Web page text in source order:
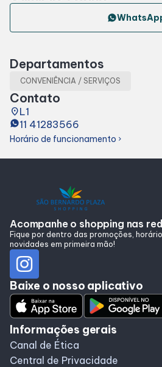
Lojas e Restaurantes
Lojas
Alimentação
Departamentos
CONVENIÊNCIA / SERVIÇOS
Contato
placeL1
11 41283566
Horário de funcionamento chevron_right
Acompanhe o shopping nas
Fique por dentro das promoções,
novidades em primeira mão!
Baixe o nosso aplicativo
Informações gerais
Canal de Ética
Central de Privacidade